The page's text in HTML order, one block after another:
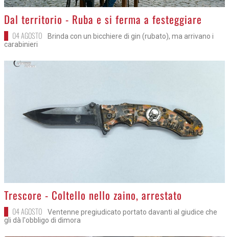
>
Dal territorio - Ruba e si ferma a festeggiare
04 AGOSTO
Brinda con un bicchiere di gin (rubato), ma arrivano i
carabinieri
>
Trescore - Coltello nello zaino, arrestato
04 AGOSTO
Ventenne pregiudicato portato davanti al giudice che
gli dà l'obbligo di dimora